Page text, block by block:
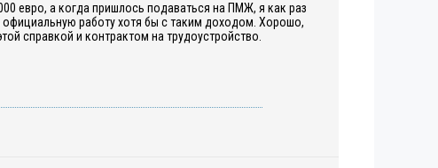
евро, а когда пришлось подаваться на ПМЖ, я как раз
работу хотя бы с таким доходом. Хорошо,
справкой и контрактом на трудоустройство.